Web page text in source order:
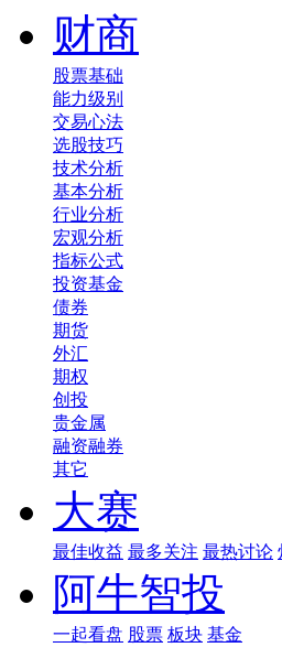
财商
股票基础
能力级别
交易心法
选股技巧
技术分析
基本分析
行业分析
宏观分析
指标公式
投资基金
债券
期货
外汇
期权
创投
贵金属
融资融券
其它
大赛
最佳收益 最多关注 最热讨论
阿牛智投
一起看盘 股票 板块 基金